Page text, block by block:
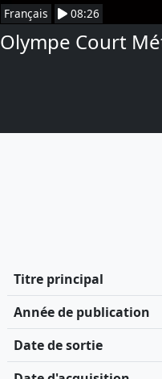
Français 08:26
Olympe Court
Titre principal
Année de publication
Date de sortie